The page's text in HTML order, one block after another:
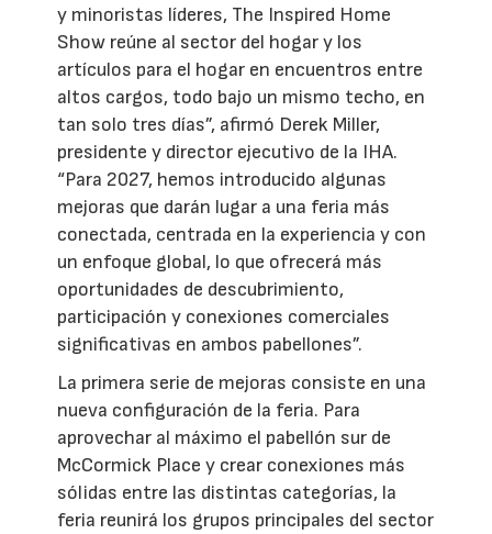
y minoristas líderes, The Inspired Home
Show reúne al sector del hogar y los
artículos para el hogar en encuentros entre
altos cargos, todo bajo un mismo techo, en
tan solo tres días”, afirmó Derek Miller,
presidente y director ejecutivo de la IHA.
“Para 2027, hemos introducido algunas
mejoras que darán lugar a una feria más
conectada, centrada en la experiencia y con
un enfoque global, lo que ofrecerá más
oportunidades de descubrimiento,
participación y conexiones comerciales
significativas en ambos pabellones”.
La primera serie de mejoras consiste en una
nueva configuración de la feria. Para
aprovechar al máximo el pabellón sur de
McCormick Place y crear conexiones más
sólidas entre las distintas categorías, la
feria reunirá los grupos principales del sector